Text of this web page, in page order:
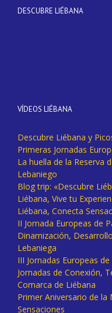
DESCUBRE LIÉBANA
VÍDEOS LIÉBANA
Descubre Liébana y
Primeras Jornadas
La huella de la Reserva
Lebaniego
Blog trip: «Descubre
Liébana, Vive tu
Liébana, Conecta
II Jornada Europeas de
Dinamización,
Lebaniega
III Jornadas Europeas
Jornadas de Conexión,
Comarca de Liébana
Primer Aniversario de la
Sensaciones